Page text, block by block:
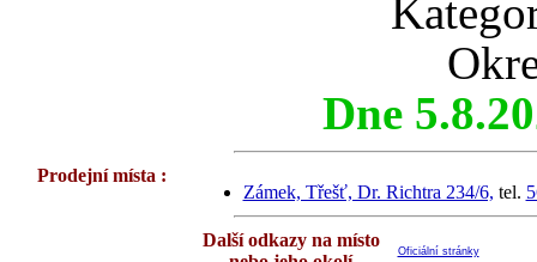
Dne
Prodejní místa :
Zámek, Třešť, Dr. Richtra 234/6, tel.
Další odkazy na místo
Oficiální stránky